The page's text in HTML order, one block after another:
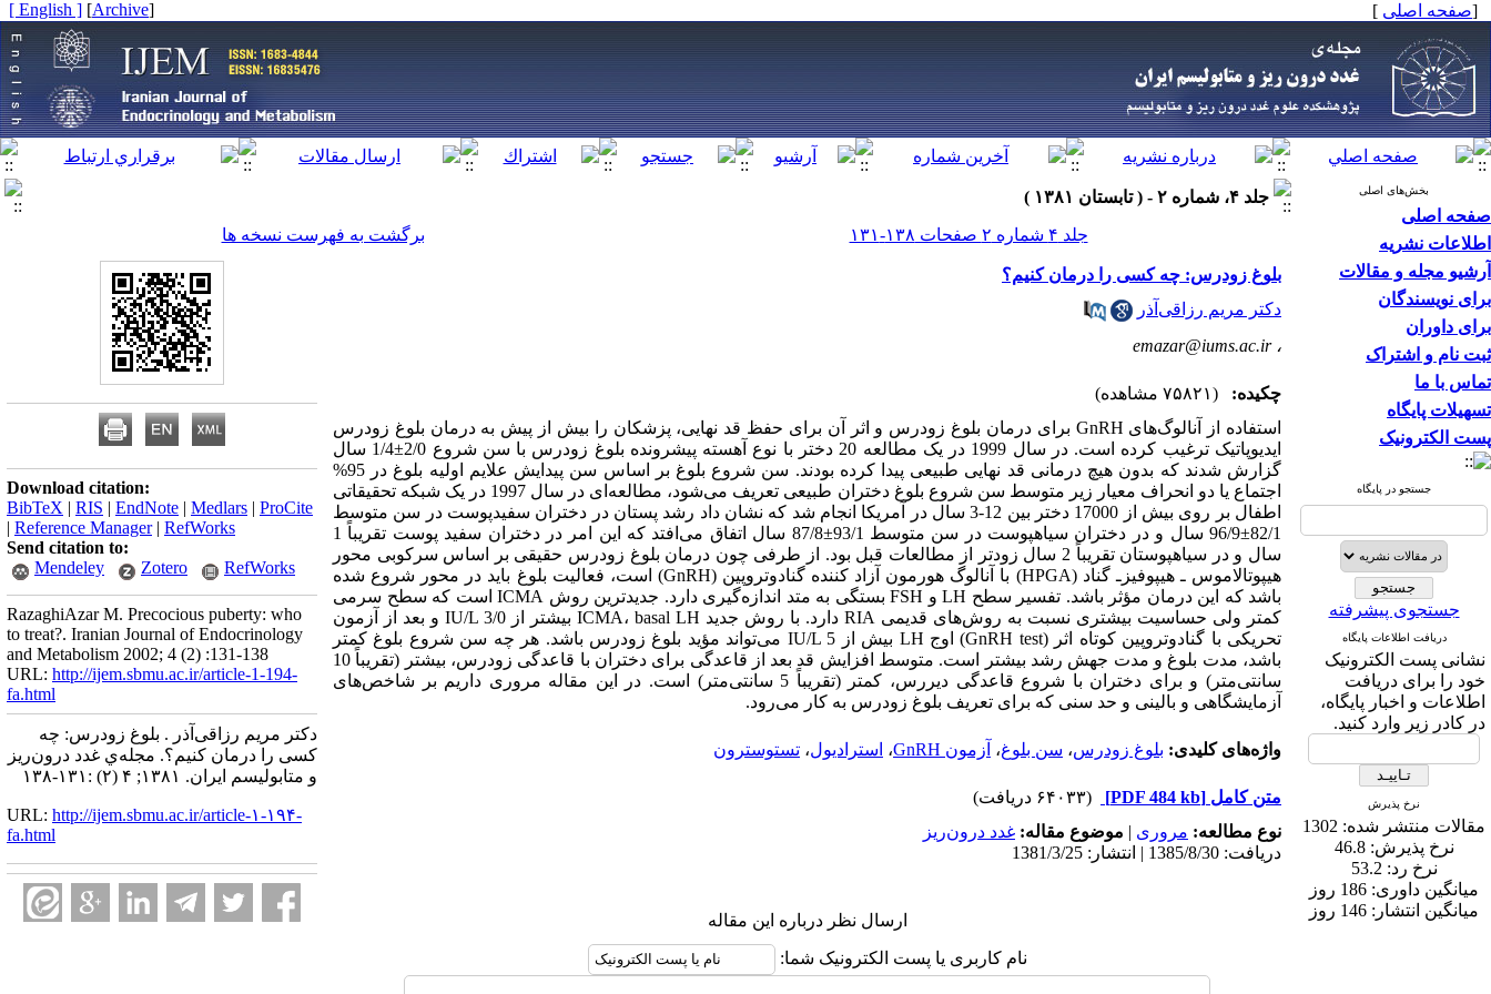
[صفحه اصلی ]
[
Archive
]
[ English ]
بخش‌های اصلی
صفحه اصلی
اطلاعات نشریه
آرشیو مجله و مقالات
برای نویسندگان
برای داوران
ثبت نام و اشتراک
تماس با ما
تسهیلات پایگاه
پست الکترونیک
جستجو در پایگاه
جستجوی پیشرفته
دریافت اطلاعات پایگاه
نشانی پست الکترونیک
خود را برای دریافت
اطلاعات و اخبار پایگاه،
در کادر زیر وارد کنید.
نرخ پذیرش
مقالات منتشر شده: 1302
نرخ پذیرش:46.8
نرخ رد: 53.2
میانگین داوری: 186 روز
میانگین انتشار: 146 روز
جلد ۴، شماره ۲ - ( تابستان ۱۳۸۱ )
جلد ۴ شماره ۲ صفحات ۱۳۸-۱۳۱
برگشت به فهرست نسخه ها
بلوغ زودرس: چه کسی را درمان کنیم؟
دکتر مریم رزاقی‌آذر
،emazar@iums.ac.ir
چکیده:
(۷۵۸۲۱ مشاهده)
استفاده از آنالوگ‌های GnRH برای درمان بلوغ زودرس و اثر آن برای حفظ قد نهایی، پزشکان را بیش از پیش به درمان بلوغ زودرس
ایدیوپاتیک ترغیب کرده است. در سال 1999 در یک مطالعه 20 دختر با نوع آهسته پیشرونده بلوغ زودرس با سن شروع 2/0±1/4 سال
گزارش شدند که بدون هیچ درمانی قد نهایی طبیعی پیدا کرده بودند. سن شروع بلوغ بر اساس سن پیدایش علایم اولیه بلوغ در 95%
اجتماع یا دو انحراف معیار زیر متوسط سن شروع بلوغ دختران طبیعی تعریف می‌شود، مطالعه‌ای در سال 1997 در یک شبکه تحقیقاتی
اطفال بر روی بیش از 17000 دختر بین 12-3 سال در آمریکا انجام شد که نشان داد رشد پستان در دختران سفیدپوست در سن متوسط
82/1±96/9 سال و در دختران سیاهپوست در سن متوسط 93/1±87/8 سال اتفاق می‌افتد که این امر در دختران سفید پوست تقریباً 1
سال و در سیاهپوستان تقریباً 2 سال زودتر از مطالعات قبل بود. از طرفی چون درمان بلوغ زودرس حقیقی بر اساس سرکوبی محور
هیپوتالاموس ـ هیپوفیزـ گناد (HPGA) با آنالوگ هورمون آزاد کننده گنادوتروپین (GnRH) است، فعالیت بلوغ باید در محور شروع شده
باشد که این درمان مؤثر باشد. تفسیر سطح LH و FSH بستگی به متد اندازه‌گیری دارد. جدیدترین روش ICMA است که سطح سرمی
کمتر ولی حساسیت بیشتری نسبت به روش‌های قدیمی RIA دارد. با روش جدید ICMA، basal LH بیشتر از IU/L 3/0 و بعد از آزمون
تحریکی با گنادوتروپین کوتاه اثر (GnRH test) اوج LH بیش از IU/L 5 می‌تواند مؤید بلوغ زودرس باشد. هر چه سن شروع بلوغ کمتر
باشد، مدت بلوغ و مدت جهش رشد بیشتر است. متوسط افزایش قد بعد از قاعدگی برای دختران با قاعدگی زودرس، بیشتر (تقریباً 10
سانتی‌متر) و برای دختران با شروع قاعدگی دیررس، کمتر (تقریباً 5 سانتی‌متر) است. در این مقاله مروری داریم بر شاخص‌های
آزمایشگاهی و بالینی و حد سنی که برای تعریف بلوغ زودرس به کار می‌رود.
واژه‌های کلیدی: بلوغ زودرس، سن بلوغ، آزمون GnRH ، استرادیول، تستوسترون
متن کامل [PDF 484 kb]
(۶۴۰۳۳ دریافت)
نوع مطالعه: مروری | موضوع مقاله: غدد درون‌ریز
دریافت: 1385/8/30 | انتشار: 1381/3/25
ارسال نظر درباره این مقاله
نام کاربری یا پست الکترونیک شما:
Download citation:
BibTeX | RIS | EndNote | Medlars | ProCite
| Reference Manager| RefWorks
Send citation to:
Mendeley
Zotero RefWorks
RazaghiAzar M. Precocious puberty: who
to treat?. Iranian Journal of Endocrinology
and Metabolism 2002; 4 (2) :131-138
URL: http://ijem.sbmu.ac.ir/article-1-194-
fa.html
دکتر مریم رزاقی‌آذر . بلوغ زودرس: چه
کسی را درمان کنیم؟. مجله‌ي غدد درون‌ريز
و متابوليسم ايران. ۱۳۸۱; ۴ (۲) :۱۳۱-۱۳۸
URL: http://ijem.sbmu.ac.ir/article-۱-۱۹۴-
fa.html